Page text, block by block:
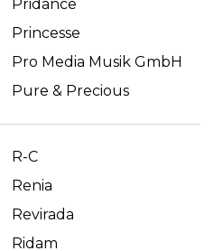
Pridance
Princesse
Pro Media Musik GmbH
Pure & Precious
R-C
Renia
Revirada
Ridam